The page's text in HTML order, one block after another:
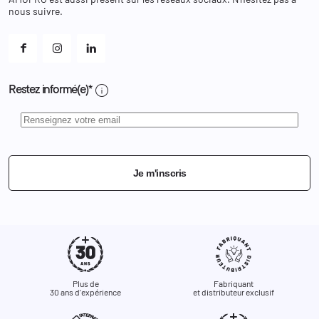
Et les cookies ?
nous suivre.
Restez informé(e)* info
Je m'inscris
Plus de
30 ans d'expérience
Fabriquant
et distributeur exclusif